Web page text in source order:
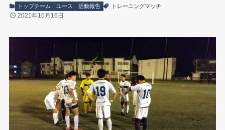
トップチーム ユース 活動報告 トレーニングマッチ
2021年10月16日